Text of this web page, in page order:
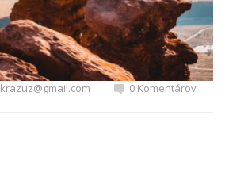
krazuz@gmail.com 0 Komentárov